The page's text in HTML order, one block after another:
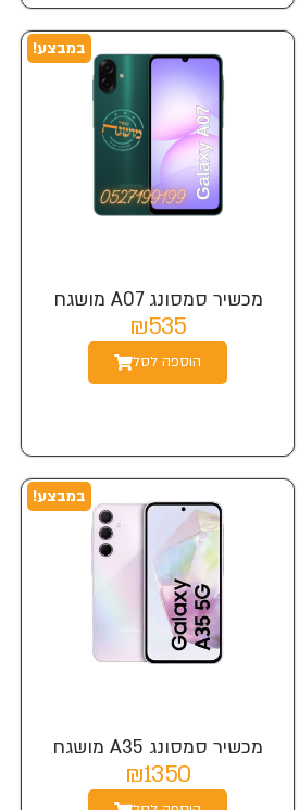
במבצע!
מכשיר סמסונג A07 מושגח
₪535
הוספה לסל
במבצע!
מכשיר סמסונג A35 מושגח
₪1350